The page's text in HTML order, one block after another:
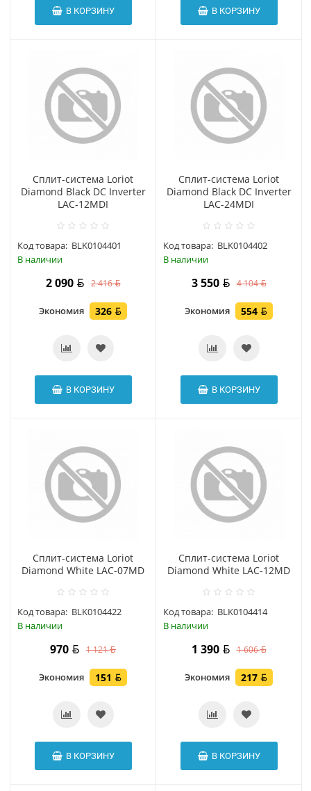
В КОРЗИНУ В КОРЗИНУ
Сплит-система Loriot
Diamond Black DC Inverter
LAC-12MDI
Код товара: BLK0104401
В наличии
2 090 2 416
Экономия 326
В КОРЗИНУ
Сплит-система Loriot
Diamond Black DC Inverter
LAC-24MDI
Код товара: BLK0104402
В наличии
3 550 4 104
Экономия 554
В КОРЗИНУ
Сплит-система Loriot
Diamond White LAC-07MD
Код товара: BLK0104422
В наличии
970 1 121
Экономия 151
В КОРЗИНУ
Сплит-система Loriot
Diamond White LAC-12MD
Код товара: BLK0104414
В наличии
1 390 1 606
Экономия 217
В КОРЗИНУ